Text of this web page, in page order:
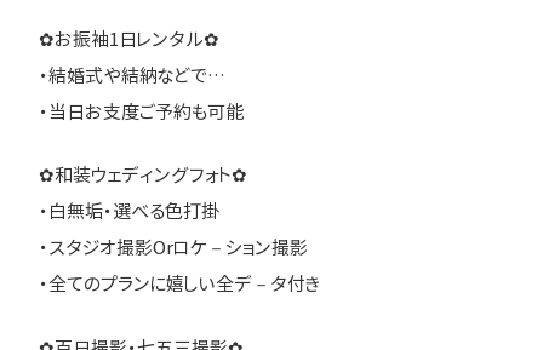
✿お振袖1日レンタル✿
・結婚式や結納などで…
・当日お支度ご予約も可能
✿和装ウェディングフォト✿
・白無垢・選べる色打掛
・スタジオ撮影Orロケ－ション撮影
・全てのプランに嬉しい全デ－タ付き